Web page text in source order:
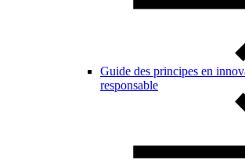
Guide des principes en
responsable